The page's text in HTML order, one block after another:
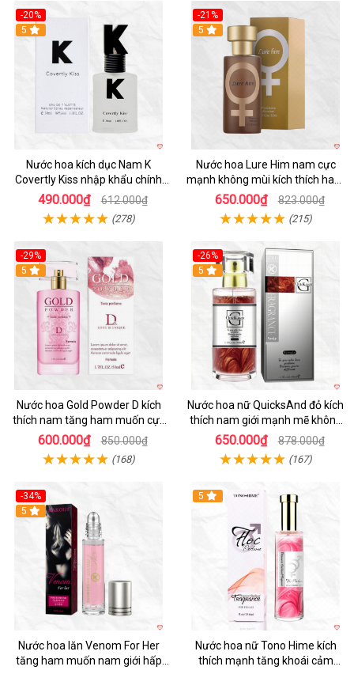
-20%
5
Nước hoa kích dục Nam K
Covertly Kiss nhập khẩu chính
hãng thơm lâu
490.000₫ 612.000₫
(278)
-21%
5
Nước hoa Lure Him nam cực
mạnh không mùi kích thích ham
muốn
650.000₫ 823.000₫
(215)
-29%
5
Nước hoa Gold Powder D kích
thích nam tăng ham muốn cực
mạnh
600.000₫ 850.000₫
(168)
-26%
5
Nước hoa nữ QuicksAnd đỏ kích
thích nam giới mạnh mẽ không
mùi
650.000₫ 878.000₫
(167)
-34%
5
Nước hoa lăn Venom For Her
tăng ham muốn nam giới hấp
5
Nước hoa nữ Tono Hime kích
thích mạnh tăng khoái cảm